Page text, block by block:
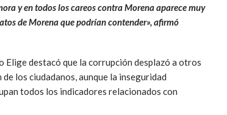
y en todos los careos contra Morena aparece muy
de Morena que podrían contender», afirmó
Elige destacó que la corrupción desplazó a otros
los ciudadanos, aunque la inseguridad
todos los indicadores relacionados con